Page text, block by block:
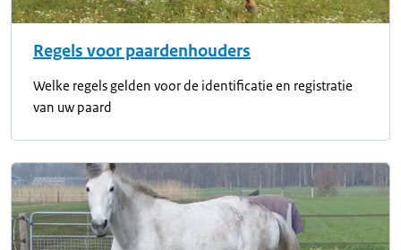
Regels voor paardenhouders
Welke regels gelden voor de identificatie en registratie
van uw paard